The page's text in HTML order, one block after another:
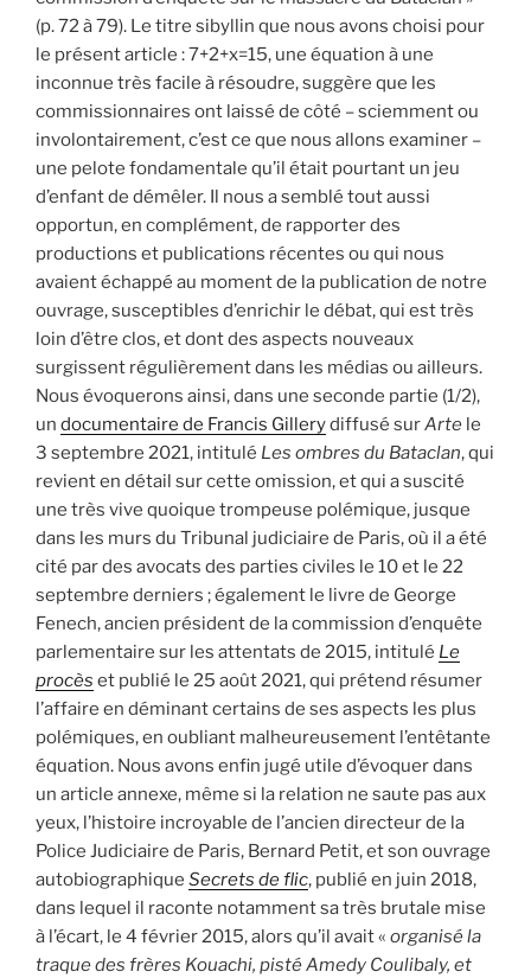
(p. 72 à 79). Le titre sibyllin que nous avons choisi pour
le présent article : 7+2+x=15, une équation à une
inconnue très facile à résoudre, suggère que les
commissionnaires ont laissé de côté – sciemment ou
involontairement, c’est ce que nous allons examiner –
une pelote fondamentale qu’il était pourtant un jeu
d’enfant de démêler. Il nous a semblé tout aussi
opportun, en complément, de rapporter des
productions et publications récentes ou qui nous
avaient échappé au moment de la publication de notre
ouvrage, susceptibles d’enrichir le débat, qui est très
loin d’être clos, et dont des aspects nouveaux
surgissent régulièrement dans les médias ou ailleurs.
Nous évoquerons ainsi, dans une seconde partie (1/2),
un documentaire de Francis Gillerydiffusé surArte le
3 septembre 2021, intitulé Les ombres du Bataclan, qui
revient en détail sur cette omission, et qui a suscité
une très vive quoique trompeuse polémique, jusque
dans les murs du Tribunal judiciaire de Paris, où il a été
cité par des avocats des parties civiles le 10 et le 22
septembre derniers ; également le livre de George
Fenech, ancien président de la commission d’enquête
parlementaire sur les attentats de 2015, intitulé Le
procès et publié le 25 août 2021, qui prétend résumer
l’affaire en déminant certains de ses aspects les plus
polémiques, en oubliant malheureusement l’entêtante
équation. Nous avons enfin jugé utile d’évoquer dans
un article annexe, même si la relation ne saute pas aux
yeux, l’histoire incroyable de l’ancien directeur de la
Police Judiciaire de Paris, Bernard Petit, et son ouvrage
autobiographique Secrets de flic, publié en juin 2018,
dans lequel il raconte notamment sa très brutale mise
à l’écart, le 4 février 2015, alors qu’il avait « organisé la
traque des frères Kouachi, pisté Amedy Coulibaly, et